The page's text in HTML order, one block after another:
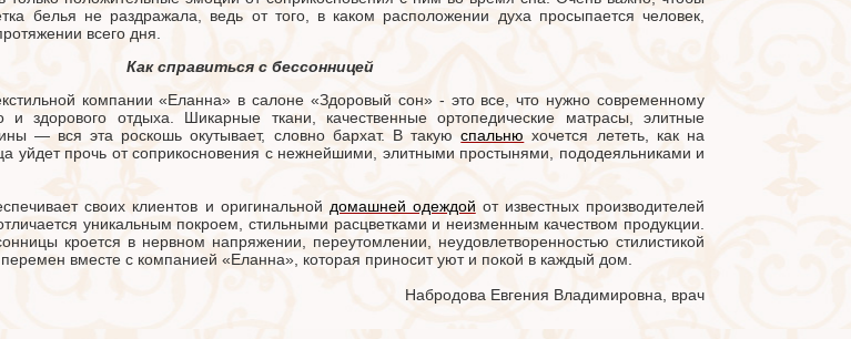
белья не раздражала, ведь от того, в каком расположении духа просыпается человек,
всего дня.
Как справиться с бессонницей
компании «Еланна» в салоне «Здоровый сон» - это все, что нужно современному
и здорового отдыха. Шикарные ткани, качественные ортопедические матрасы, элитные
— вся эта роскошь окутывает, словно бархат. В такуюспальню хочется лететь, как на
уйдет прочь от соприкосновения с нежнейшими, элитными простынями, пододеяльниками и
своих клиентов и оригинальной домашней одеждой от известных производителей
уникальным покроем, стильными расцветками и неизменным качеством продукции.
кроется в нервном напряжении, переутомлении, неудовлетворенностью стилистикой
перемен вместе с компанией «Еланна», которая приносит уют и покой в каждый дом.
Набродова Евгения Владимировна, врач